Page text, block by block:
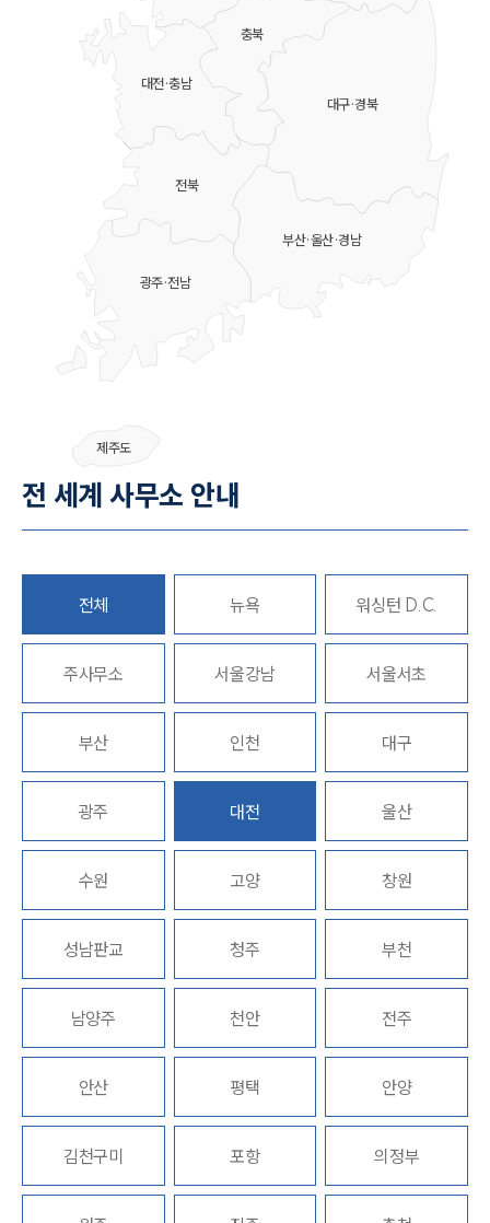
대륜의 강점
기업 의뢰인
오시는 길
고객의 소리
통합검색
업무사례
주요 업무사례
사례분석/최신동향
법률정보
법률지식인
고객후기
업무분야
의료·바이오·헬스케어그룹 업무
전체
구성원 소개
의료전문변호사
소식/자료
언론보도
충북
대전·충남
대구·경북
부산·울산·경남
전북
광주·전남
제주도
전 세계 사무소 안내
전체 뉴욕 워싱턴 D.C.
주사무소 서울강남 서울서초
부산 인천 대구
광주 대전 울산
수원 고양 창원
성남판교 청주 부천
남양주 천안 전주
안산 평택 안양
김천구미 포항 의정부